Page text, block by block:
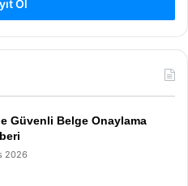
Ol
Güvenli Belge Onaylama
2026